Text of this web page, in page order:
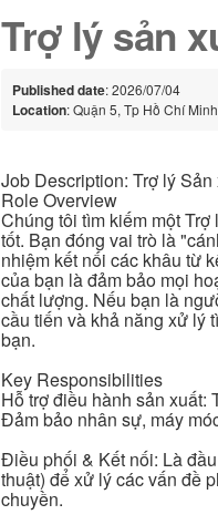
Trợ lý sản
Published date: 2026/07/04
Location: Quận 5, Tp Hồ Chí
Job Description: Trợ lý
Role Overview
Chúng tôi tìm kiếm một
tốt. Bạn đóng vai trò là
nhiệm kết nối các khâu từ
của bạn là đảm bảo mọi
chất lượng. Nếu bạn là
cầu tiến và khả năng xử lý
bạn.
Key Responsibilities
Hỗ trợ điều hành sản xuất:
Đảm bảo nhân sự, máy
Điều phối & Kết nối: Là
thuật) để xử lý các vấn đề
chuyền.